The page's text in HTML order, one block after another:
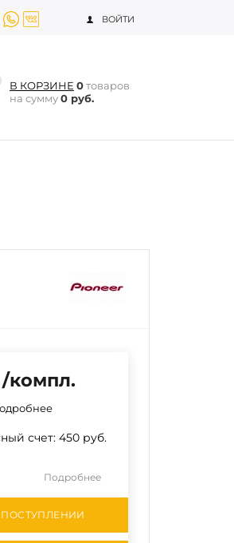
ВОЙТИ
В КОРЗИНЕ 0товаров
на сумму0 руб.
компл.
счет: 450 руб.
Подробнее